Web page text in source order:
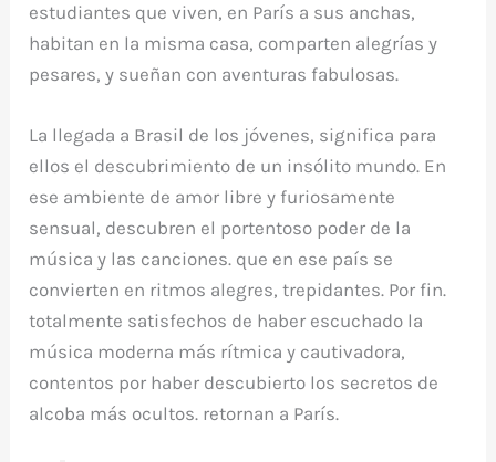
estudiantes que viven, en París a sus anchas,
habitan en la misma casa, comparten alegrías y
pesares, y sueñan con aventuras fabulosas.
La llegada a Brasil de los jóvenes, significa para
ellos el descubrimiento de un insólito mundo. En
ese ambiente de amor libre y furiosamente
sensual, descubren el portentoso poder de la
música y las canciones. que en ese país se
convierten en ritmos alegres, trepidantes. Por fin.
totalmente satisfechos de haber escuchado la
música moderna más rítmica y cautivadora,
contentos por haber descubierto los secretos de
alcoba más ocultos. retornan a París.